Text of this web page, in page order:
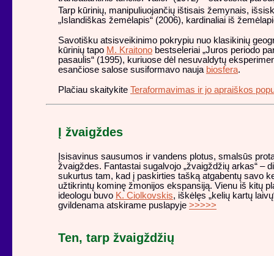
Tarp kūrinių, manipuliuojančių ištisais žemynais,
„Islandiškas žemėlapis“ (2006), kardinaliai iš
Savotišku atsisveikinimo pokrypiu nuo klasikinių
kūrinių tapo M. Kraitono bestseleriai „Juros periodo
pasaulis“ (1995), kuriuose dėl nesuvaldytų
esančiose salose susiformavo nauja biosfera.
Plačiau skaitykite Teraformavimas ir jo apraiškos
Į žvaigždes
Įsisavinus sausumos ir vandens plotus, smalsūs
žvaigždes. Fantastai sugalvojo „žvaigždžių arkas“ –
sukurtus tam, kad į paskirties tašką atgabentų savo
užtikrintų kominę žmonijos ekspansiją. Vienu iš kitų
ideologu buvo K. Ciolkovskis, iškėlęs „kelių kartų
gvildenama atskirame puslapyje >>>>>
Ten, tarp žvaigždžių